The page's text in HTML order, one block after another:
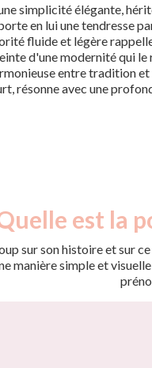
simplicité élégante,
en lui une tendresse
fluide et légère
d'une modernité qui le
entre tradition et
résonne avec une
est la
sur son histoire et sur
manière simple et